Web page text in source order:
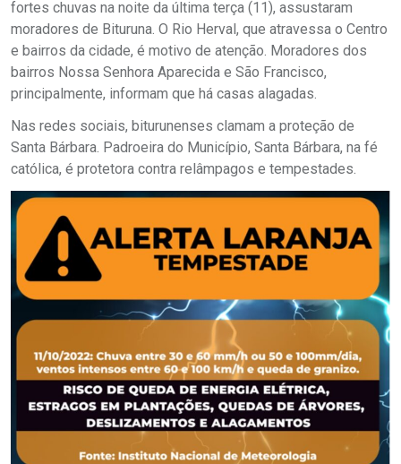
fortes chuvas na noite da última terça (11), assustaram
moradores de Bituruna. O Rio Herval, que atravessa o Centro
e bairros da cidade, é motivo de atenção. Moradores dos
bairros Nossa Senhora Aparecida e São Francisco,
principalmente, informam que há casas alagadas.
Nas redes sociais, biturunenses clamam a proteção de
Santa Bárbara. Padroeira do Município, Santa Bárbara, na fé
católica, é protetora contra relâmpagos e tempestades.